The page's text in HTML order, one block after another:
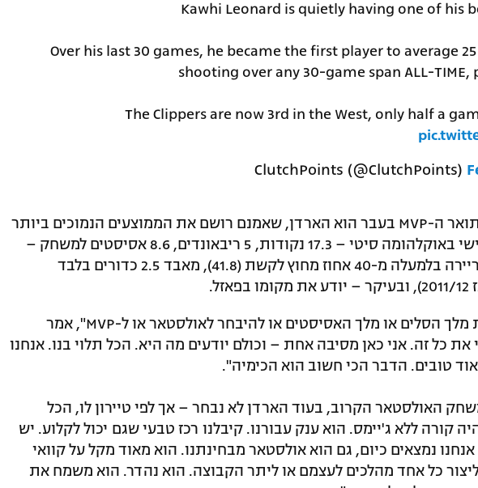
Kawhi Leonard is quietly having one of his
Over his last 30 games, he became the first player to average
shooting over any 30-game span ALL-TIME,
The Clippers are now 3rd in the West, only half a
מי שכבר זכה בעבר בתואר ה-MVP בעבר הוא הארדן, שאמנם רושם את הממוצעים הנמוכים ביותר
שלו מאז היה שחקן שישי באוקלהומה סיטי – 17.3 נקודות, 5 ריבאונדים, 8.6 אסיסטים למשחק –
אך קולע לראשונה בקריירה בלמעלה מ-40 אחוז מחוץ לקשת (41.8), מאבד 2.5 כדורים בלבד
"לא מעניין אותי להיות מלך הסלים או מלך האסיסטים או להיבחר לאולסטאר או ל-MVP", אמר
כל זה. אני כאן מסיבה אחת – וכולם יודעים מה היא. הכל תלוי בנו. אנחנו
טובים. הדבר הכי חשוב הוא הכימיה".
האולסטאר הקרוב, בעוד הארדן לא נבחר – אך לפי טיירון לו, הכל
קורה ללא ג'יימס. הוא ענק עבורנו. קיבלנו רכז טבעי שגם יכול לקלוע. יש
נמצאים כיום, גם הוא אולסטאר מבחינתנו. הוא מאוד מקל על קוואי
ליצור כל אחד מהלכים לעצמם או ליתר הקבוצה. הוא נהדר. הוא משמח את